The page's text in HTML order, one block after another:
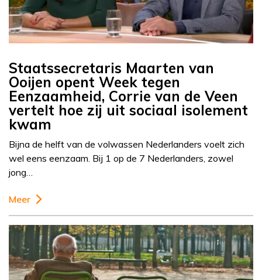
Staatssecretaris Maarten van
Ooijen opent Week tegen
Eenzaamheid, Corrie van de Veen
vertelt hoe zij uit sociaal isolement
kwam
Bijna de helft van de volwassen Nederlanders voelt zich
wel eens eenzaam. Bij 1 op de 7 Nederlanders, zowel
jong…
Meer